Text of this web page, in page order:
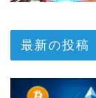
最新の投稿